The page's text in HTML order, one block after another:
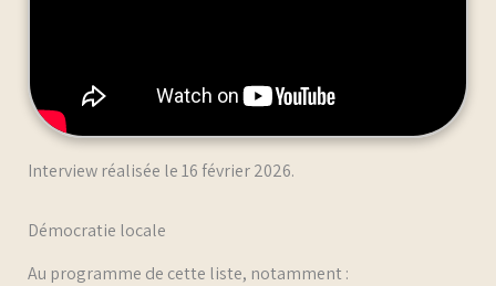
Interview réalisée le 16 février 2026.
Démocratie locale
Au programme de cette liste, notamment :